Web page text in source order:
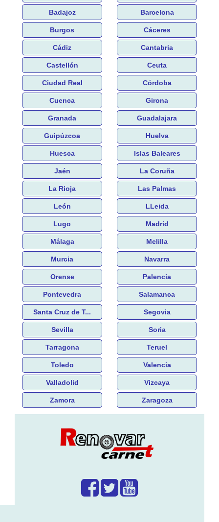
Badajoz Barcelona
Burgos Cáceres
Cádiz Cantabria
Castellón Ceuta
Ciudad Real Córdoba
Cuenca Girona
Granada Guadalajara
Guipúzcoa Huelva
Huesca Islas Baleares
Jaén La Coruña
La Rioja Las Palmas
León LLeida
Lugo Madrid
Málaga Melilla
Murcia Navarra
Orense Palencia
Pontevedra Salamanca
Santa Cruz de T... Segovia
Sevilla Soria
Tarragona Teruel
Toledo Valencia
Valladolid Vizcaya
Zamora Zaragoza